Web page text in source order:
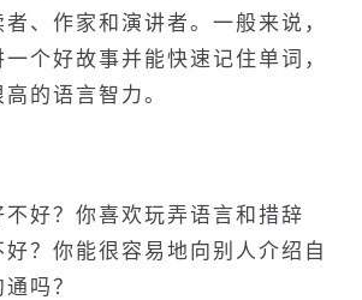
、作家和演讲者。一般来说，
个好故事并能快速记住单词，
的语言智力。
好？你喜欢玩弄语言和措辞
？你能很容易地向别人介绍自
吗？